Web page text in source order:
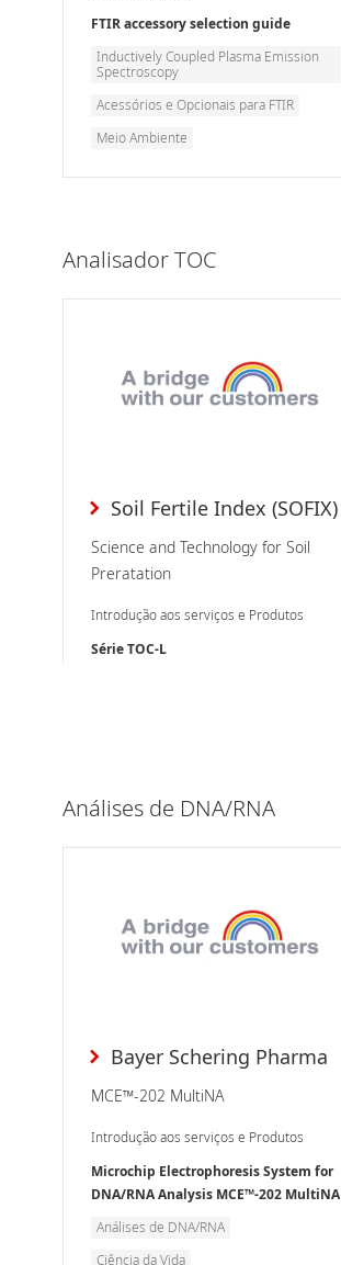
FTIR accessory selection guide
Inductively Coupled Plasma Emission
Spectroscopy
Acessórios e Opcionais para FTIR
Meio Ambiente
Analisador TOC
Soil Fertile Index (SOFIX)
Science and Technology for Soil
Preratation
Introdução aos serviços e Produtos
Série TOC-L
Análises de DNA/RNA
Bayer Schering Pharma
MCE™-202 MultiNA
Introdução aos serviços e Produtos
Microchip Electrophoresis System for
DNA/RNA Analysis MCE™-202 MultiNA
Análises de DNA/RNA
Ciência da Vida